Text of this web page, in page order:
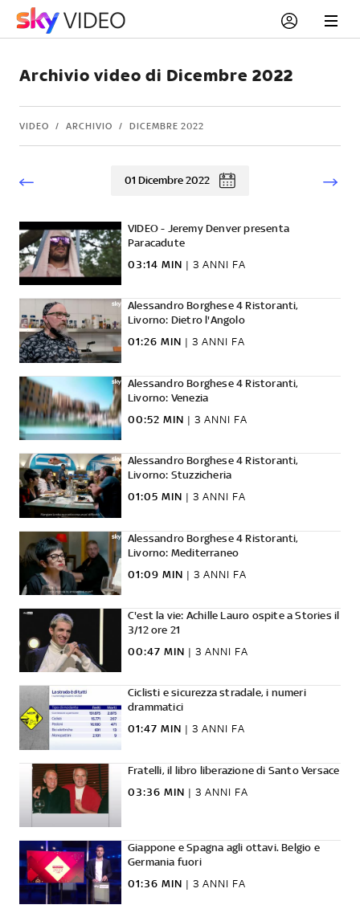
Archivio video di Dicembre 2022
VIDEO ARCHIVIO DICEMBRE 2022
01 Dicembre 2022
VIDEO - Jeremy Denver presenta
Paracadute
03:14 MIN | 3 ANNI FA
Alessandro Borghese 4 Ristoranti,
Livorno: Dietro l'Angolo
01:26 MIN | 3 ANNI FA
Alessandro Borghese 4 Ristoranti,
Livorno: Venezia
00:52 MIN | 3 ANNI FA
Alessandro Borghese 4 Ristoranti,
Livorno: Stuzzicheria
01:05 MIN | 3 ANNI FA
Alessandro Borghese 4 Ristoranti,
Livorno: Mediterraneo
01:09 MIN | 3 ANNI FA
C'est la vie: Achille Lauro ospite a Stories il
3/12 ore 21
00:47 MIN | 3 ANNI FA
Ciclisti e sicurezza stradale, i numeri
drammatici
01:47 MIN | 3 ANNI FA
Fratelli, il libro liberazione di Santo Versace
03:36 MIN | 3 ANNI FA
Giappone e Spagna agli ottavi. Belgio e
Germania fuori
01:36 MIN | 3 ANNI FA